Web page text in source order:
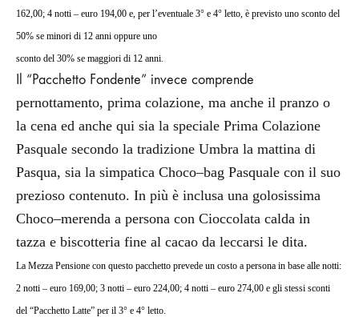
162,00; 4 notti – euro 194,00 e, per l’eventuale 3° e 4° letto, è previsto uno sconto del
50% se minori di 12 anni oppure uno
sconto del 30% se maggiori di 12 anni.
Il “Pacchetto Fondente” invece comprende
pernottamento, prima colazione, ma anche il pranzo o
la cena ed anche qui sia la speciale Prima Colazione
Pasquale secondo la tradizione Umbra la mattina di
Pasqua, sia la simpatica Choco–bag Pasquale con il suo
prezioso contenuto. In più è inclusa una golosissima
Choco–merenda a persona con Cioccolata calda in
tazza e biscotteria fine al cacao da leccarsi le dita.
La Mezza Pensione con questo pacchetto prevede un costo a persona in base alle notti:
2 notti – euro 169,00; 3 notti – euro 224,00; 4 notti – euro 274,00 e gli stessi sconti
del “Pacchetto Latte” per il 3° e 4° letto.